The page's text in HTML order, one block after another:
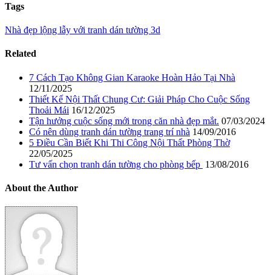
Tags
Nhà đẹp lộng lẫy với tranh dán tường 3d
Related
7 Cách Tạo Không Gian Karaoke Hoàn Hảo Tại Nhà
12/11/2025
Thiết Kế Nội Thất Chung Cư: Giải Pháp Cho Cuộc Sống
Thoải Mái 16/12/2025
Tận hưởng cuộc sống mới trong căn nhà đẹp mắt. 07/03/2024
Có nên dùng tranh dán tường trang trí nhà 14/09/2016
5 Điều Cần Biết Khi Thi Công Nội Thất Phòng Thờ
22/05/2025
Tư vấn chọn tranh dán tường cho phòng bếp 13/08/2016
About the Author